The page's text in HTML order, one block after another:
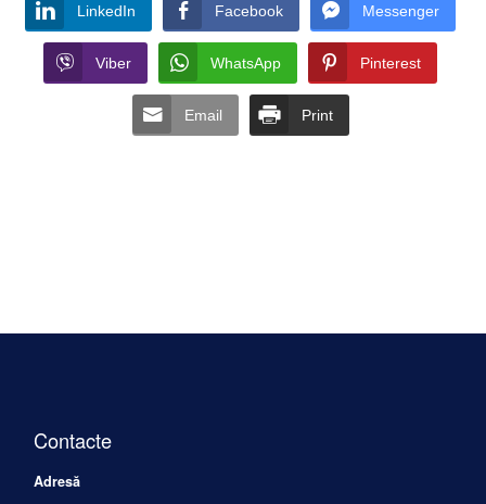
LinkedIn Facebook Messenger
Viber WhatsApp Pinterest
Email Print
Contacte
Adresă